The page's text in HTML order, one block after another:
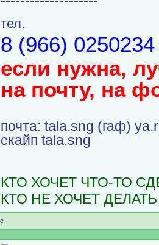
тел.
8 (966) 0250234
если нужна,
на почту, на
почта: tala.sng (гаф)
скайп tala.sng
КТО ХОЧЕТ ЧТО-ТО
КТО НЕ ХОЧЕТ